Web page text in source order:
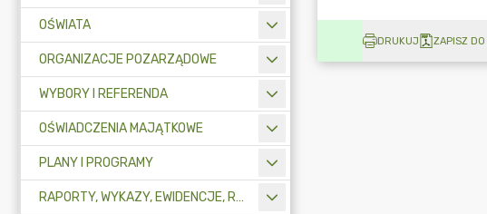
OŚWIATA
ORGANIZACJE POZARZĄDOWE
WYBORY I REFERENDA
OŚWIADCZENIA MAJĄTKOWE
PLANY I PROGRAMY
RAPORTY, WYKAZY, EWIDENCJE, REJESTRY
DRUKUJ ZAPISZ DO